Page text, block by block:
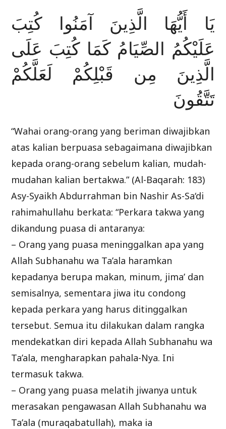
يَا أَيُّهَا الَّذِينَ آمَنُوا كُتِبَ
عَلَيْكُمُ الصِّيَامُ كَمَا كُتِبَ عَلَى
الَّذِينَ مِن قَبْلِكُمْ لَعَلَّكُمْ
تَتَّقُونَ
“Wahai orang-orang yang beriman diwajibkan
atas kalian berpuasa sebagaimana diwajibkan
kepada orang-orang sebelum kalian, mudah-
mudahan kalian bertakwa.” (Al-Baqarah: 183)
Asy-Syaikh Abdurrahman bin Nashir As-Sa‘di
rahimahullahu berkata: “Perkara takwa yang
dikandung puasa di antaranya:
– Orang yang puasa meninggalkan apa yang
Allah Subhanahu wa Ta’ala haramkan
kepadanya berupa makan, minum, jima’ dan
semisalnya, sementara jiwa itu condong
kepada perkara yang harus ditinggalkan
tersebut. Semua itu dilakukan dalam rangka
mendekatkan diri kepada Allah Subhanahu wa
Ta’ala, mengharapkan pahala-Nya. Ini
termasuk takwa.
– Orang yang puasa melatih jiwanya untuk
merasakan pengawasan Allah Subhanahu wa
Ta’ala (muraqabatullah), maka ia